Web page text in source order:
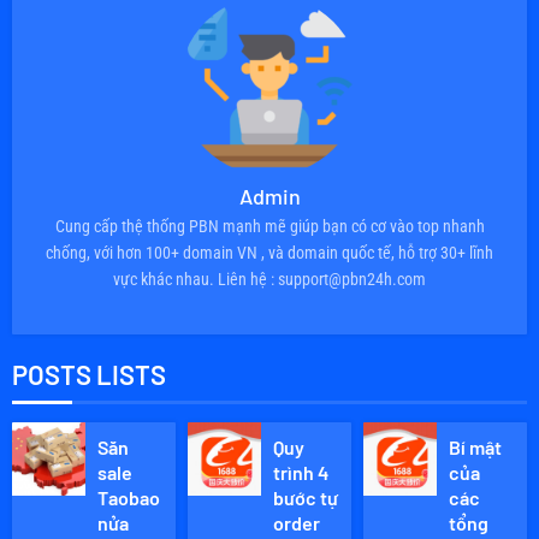
Admin
Cung cấp thệ thống PBN mạnh mẽ giúp bạn có cơ vào top nhanh
chống, với hơn 100+ domain VN , và domain quốc tế, hỗ trợ 30+ lĩnh
vực khác nhau. Liên hệ : support@pbn24h.com
POSTS LISTS
Săn
sale
Taobao
nửa
Quy
trình 4
bước tự
order
Bí mật
của
các
tổng